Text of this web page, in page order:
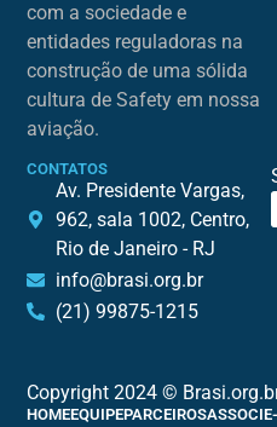
com a sociedade e
entidades reguladoras na
construção de uma sólida
cultura de Safety em nossa
aviação.
CONTATOS
Av. Presidente Vargas,
962, sala 1002, Centro,
Rio de Janeiro - RJ
info@brasi.org.br
(21) 99875-1215
Copyright 2024 ©
HOMEEQUIPEPARCEIROS